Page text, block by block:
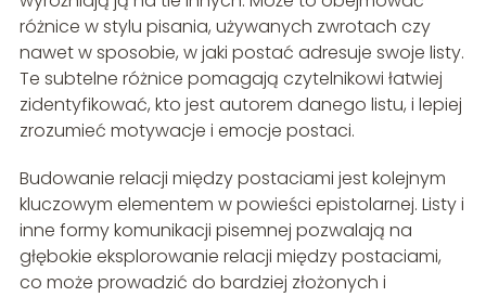
różnice w stylu pisania, używanych zwrotach czy
nawet w sposobie, w jaki postać adresuje swoje listy.
Te subtelne różnice pomagają czytelnikowi łatwiej
zidentyfikować, kto jest autorem danego listu, i lepiej
zrozumieć motywacje i emocje postaci.
Budowanie relacji między postaciami jest kolejnym
kluczowym elementem w powieści epistolarnej. Listy i
inne formy komunikacji pisemnej pozwalają na
głębokie eksplorowanie relacji między postaciami,
co może prowadzić do bardziej złożonych i